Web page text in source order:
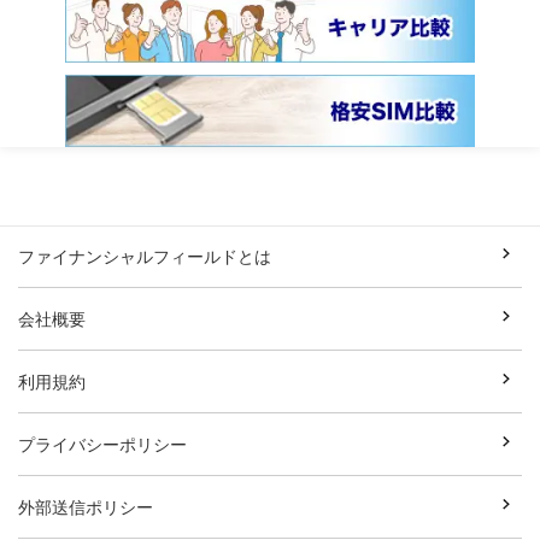
ファイナンシャルフィールドとは
会社概要
利用規約
プライバシーポリシー
外部送信ポリシー